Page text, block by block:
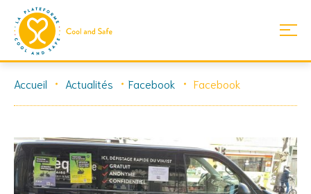
Accueil Actualités Facebook Facebook